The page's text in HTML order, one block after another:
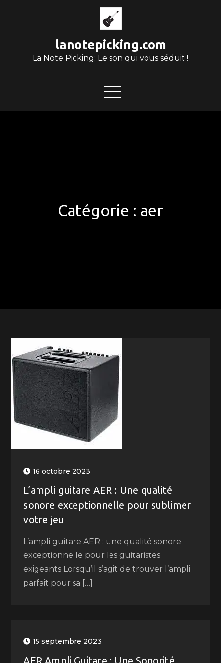
lanotepicking.com
La Note Picking: Le son qui vous séduit !
Catégorie : aer
16 octobre 2023
L’ampli guitare AER : Une qualité
sonore exceptionnelle pour sublimer
votre jeu
L’ampli guitare AER : une qualité sonore
exceptionnelle pour les guitaristes
exigeants Lorsqu’il s’agit de trouver l’ampli
parfait pour sa […]
15 septembre 2023
AER Ampli Guitare : Une Sonorité